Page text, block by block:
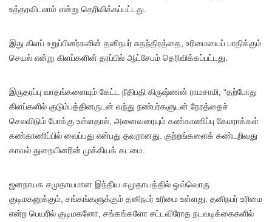
உத்தரவிடலாம் என்று தெரிவிக்கப்பட்டது.
இது கிளப் உறுப்பினர்களின் தனிநபர் சுதந்திரத்தை, உரிமையைப் பாதிக்கும்
செயல் என்று கிளப்களின் தரப்பில் ஆட்சேபம் தெரிவிக்கப்பட்டது.
இருதரப்பு வாதங்களையும் கேட்ட நீதிபதி கிருஷ்ணன் ராமசாமி, “தற்போது
கிளப்களில் குடும்பத்தினருடன் வந்து நண்பர்களுடன் நேரத்தைச்
செலவிடும் போக்கு உள்ளதால், அனைவரையும் கண்காணிப்பு கேமராக்கள்
கண்காணிப்பில் வைப்பது என்பது தவறானது. குற்றங்களைக் கண்டறிவது
காவல் துறையினரின் முக்கியக் கடமை.
ஜனநாயக சமுதாயமான இந்திய சமுதாயத்தில் ஒவ்வொரு
குடிமகனுக்கும், சங்கங்களுக்கும் தனிநபர் உரிமை உள்ளது. தனிநபர் உரிமை
என்ற பெயரில் குடிமகனோ, சங்கங்களோ சட்டவிரோத நடவடிக்கைகளில்